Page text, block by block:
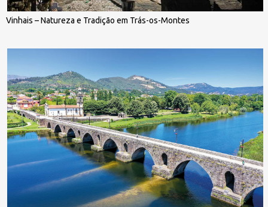
Vinhais – Natureza e Tradição em Trás-os-Montes